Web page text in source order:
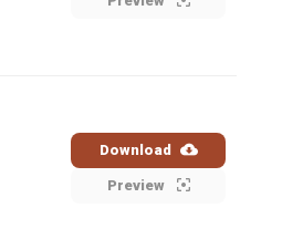
Download
Preview